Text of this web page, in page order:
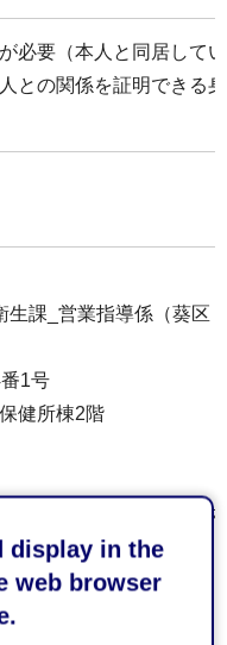
display in the
web browser
必要（本人と同居して
との関係を証明できる
生課_営業指導係（葵区
1号
健所棟2階
所_生活食品衛生係（清
8号